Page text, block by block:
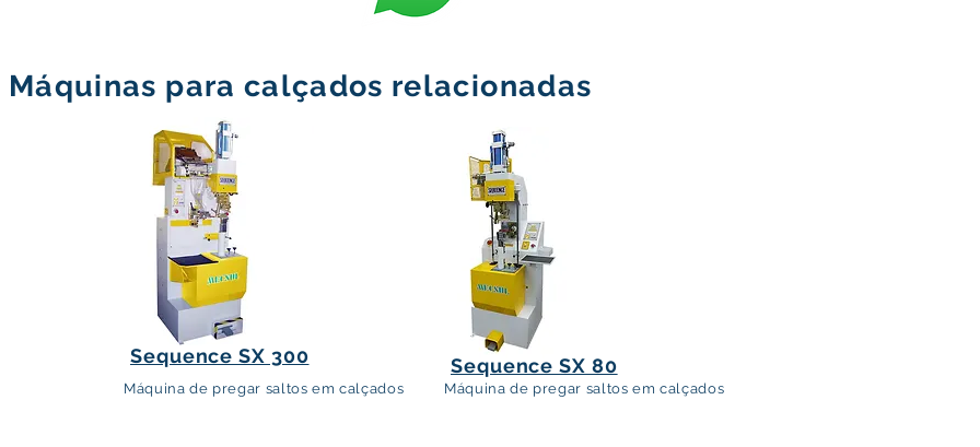
Máquinas para calçados relacionadas
Sequence SX20
Sequence SX 300 Sequence SX 80
Máquina de pregar saltos em calçados Máquina de pregar saltos em calçados